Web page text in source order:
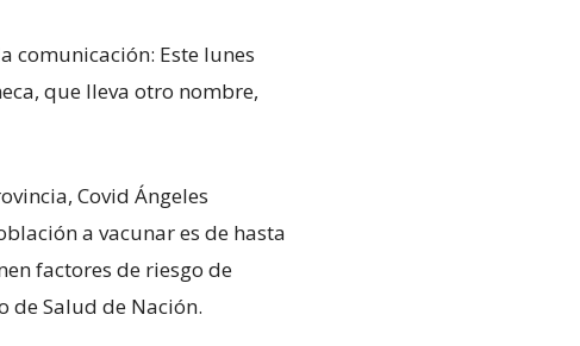
comunicación: Este lunes
que lleva otro nombre,
Covid Ángeles
a vacunar es de hasta
factores de riesgo de
de Salud de Nación.